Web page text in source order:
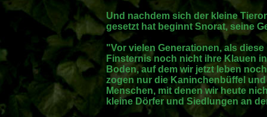
Und nachdem sich der kleine
gesetzt hat beginnt Snorat, seine
"Vor vielen Generationen, als
Finsternis noch nicht ihre Klauen
Boden, auf dem wir jetzt leben
zogen nur die Kaninchenbüffel
Menschen, mit denen wir heute
kleine Dörfer und Siedlungen an